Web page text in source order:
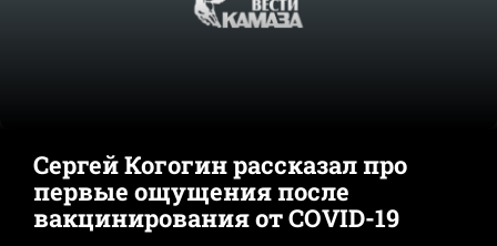
Сергей Когогин рассказал про
первые ощущения после
вакцинирования от COVID-19